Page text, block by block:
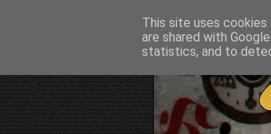
This site uses
are shared with
statistics, and to